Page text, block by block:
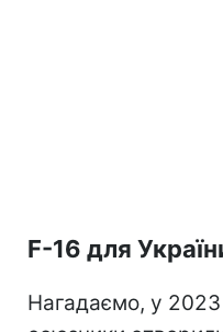
F-16 для
Нагадаємо, у 2023